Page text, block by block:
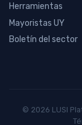
Herramientas
Mayoristas UY
Boletín del sector
© 2026 LUSI